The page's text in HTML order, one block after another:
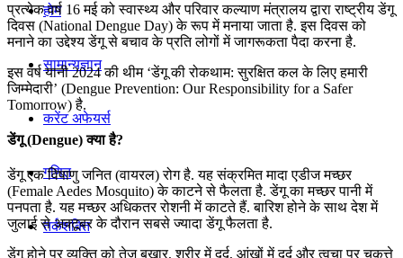
होम
सामान्यज्ञान
करेंट अफेयर्स
गणित
तर्कशक्ति
प्रत्येक वर्ष 16 मई को स्वास्थ्य और परिवार कल्याण मंत्रालय द्वारा राष्ट्रीय डेंगू
दिवस (National Dengue Day) के रूप में मनाया जाता है. इस दिवस को
मनाने का उद्देश्य डेंगू से बचाव के प्रति लोगों में जागरूकता पैदा करना है.
इस वर्ष यानी 2024 की थीम ‘डेंगू की रोकथाम: सुरक्षित कल के लिए हमारी
जिम्मेदारी’ (Dengue Prevention: Our Responsibility for a Safer
Tomorrow) है.
डेंगू (Dengue) क्या है?
डेंगू एक विषाणु जनित (वायरल) रोग है. यह संक्रमित मादा एडीज मच्छर
(Female Aedes Mosquito) के काटने से फैलता है. डेंगू का मच्छर पानी में
पनपता है. यह मच्छर अधिकतर रोशनी में काटते हैं. बारिश होने के साथ देश में
जुलाई से अक्टूबर के दौरान सबसे ज्यादा डेंगू फैलता है.
डेंगू होने पर व्यक्ति को तेज़ बुख़ार, शरीर में दर्द, आंखों में दर्द और त्वचा पर चकत्ते